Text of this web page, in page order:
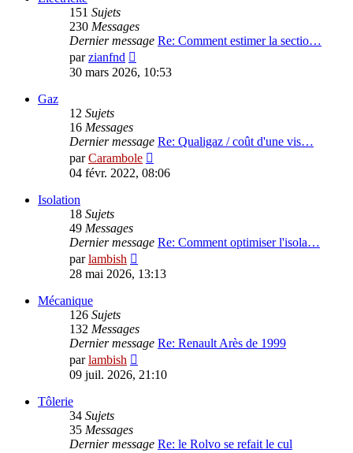
151 Sujets
230 Messages
Dernier message Re: Comment estimer la sectio…
parzianfnd
le
dernier
30 mars 2026, 10:53
Gaz
12 Sujets
16 Messages
Dernier message Re: Qualigaz / coût d'une vis…
parCarambole
le
04 févr. 2022, 08:06
Isolation
18 Sujets
49 Messages
Dernier message Re: Comment optimiser l'isola…
parlambish
le
28 mai 2026, 13:13
Mécanique
126 Sujets
132 Messages
Dernier message Re: Renault Arès de 1999
parlambish
le
09 juil. 2026, 21:10
Tôlerie
34 Sujets
35 Messages
Dernier message Re: le Rolvo se refait le cul